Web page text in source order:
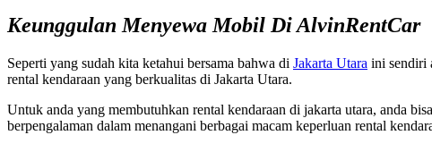
Keunggulan Menyewa Mobil Di AlvinRentCar
Seperti yang sudah kita ketahui bersama bahwa di Jakarta Utara ini sendiri
rental kendaraan yang berkualitas di Jakarta Utara.
Untuk anda yang membutuhkan rental kendaraan di jakarta utara, anda
berpengalaman dalam menangani berbagai macam keperluan rental